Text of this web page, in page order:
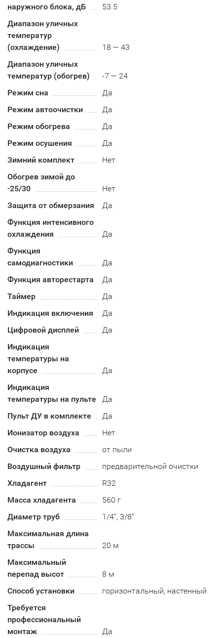
наружного блока, дБ
53.5
Диапазон уличных
температур
(охлаждение)
18 — 43
Диапазон уличных
температур (обогрев)
-7 — 24
Режим сна
Да
Режим автоочистки
Да
Режим обогрева
Да
Режим осушения
Да
Зимний комплект
Нет
Обогрев зимой до
-25/30
Нет
Защита от обмерзания
Да
Функция интенсивного
охлаждения
Да
Функция
самодиагностики
Да
Функция авторестарта
Да
Таймер
Да
Индикация включения
Да
Цифровой дисплей
Да
Индикация
температуры на
корпусе
Да
Индикация
температуры на пульте
Да
Пульт ДУ в комплекте
Да
Ионизатор воздуха
Нет
Очистка воздуха
от пыли
Воздушный фильтр
предварительной очистки
Хладагент
R32
Масса хладагента
560 г
Диаметр труб
1/4", 3/8"
Максимальная длина
трассы
20 м
Максимальный
перепад высот
8 м
Способ установки
горизонтальный, настенный
Требуется
профессиональный
монтаж
Да